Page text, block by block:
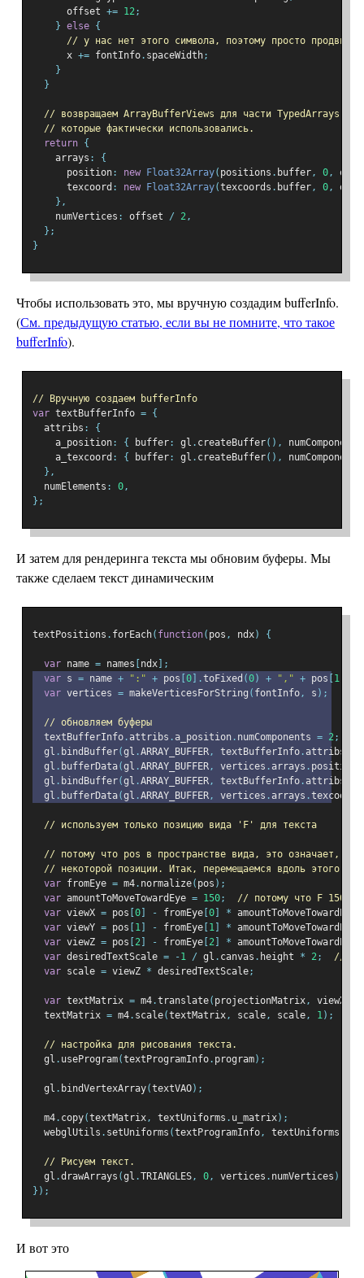
      offset
+= 12;
} else {
// у нас нет этого символа, поэтому просто
      x
+= fontInfo. spaceWidth;
}
}
// возвращаем ArrayBufferViews для части TypedArrays
// которые фактически использовались.
return {
    arrays
:
{
      position
: new Float32Array( positions . buffer, 0,
      texcoord
: new Float32Array(texcoords . buffer, 0,
},
    numVertices
: offset / 2,
};
}
Чтобы использовать это, мы вручную создадим bufferInfo.
(См. предыдущую статью, если вы не помните, что такое
bufferInfo).
// Вручную создаем bufferInfo
var textBufferInfo = {
  attribs
:
{
    a_position
: { buffer: gl . createBuffer(), numComponents
    a_texcoord
: { buffer: gl . createBuffer(), numComponents
},
  numElements
: 0,
};
И затем для рендеринга текста мы обновим буферы. Мы
также сделаем текст динамическим
textPositions . forEach( function( pos , ndx) {
var name = names ndx ];
var s = name + ":" + pos 0 ].toFixed (0) + "," + pos 1
var vertices = makeVerticesForString ( fontInfo, s );
// обновляем буферы
  textBufferInfo
. attribs . a_position . numComponents = 2;
  gl
. bindBuffer(gl .ARRAY_BUFFER, textBufferInfo . attribs
  gl
. bufferData(gl .ARRAY_BUFFER, vertices . arrays . position
  gl
. bindBuffer(gl .ARRAY_BUFFER, textBufferInfo . attribs
  gl
. bufferData(gl .ARRAY_BUFFER, vertices . arrays .texcoord
// используем только позицию вида 'F' для текста
// потому что pos в пространстве вида, это означает,
// некоторой позиции. Итак, перемещаемся вдоль этого
var fromEye = m4. normalize( pos );
var amountToMoveTowardEye = 150;
// потому что F 150
var viewX = pos 0 - fromEye 0 * amountToMoveTowardEye
var viewY = pos 1 - fromEye 1 * amountToMoveTowardEye
var viewZ = pos 2 - fromEye 2 * amountToMoveTowardEye
var desiredTextScale = -1 / gl . canvas . height * 2;
//
var scale = viewZ * desiredTextScale;
var textMatrix = m4.translate( projectionMatrix, viewX
  textMatrix
= m4. scale(textMatrix, scale, scale, 1);
// настройка для рисования текста.
  gl
. useProgram(textProgramInfo. program);
  gl
. bindVertexArray(textVAO);
  m4
. copy(textMatrix, textUniforms . u_matrix);
  webglUtils
. setUniforms (textProgramInfo, textUniforms
// Рисуем текст.
  gl
.drawArrays (gl .TRIANGLES, 0, vertices . numVertices );
});
И вот это